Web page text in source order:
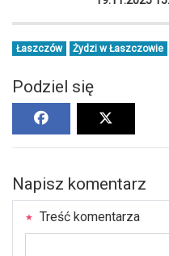
Łaszczów Żydzi w Łaszczowie
Podziel się
Napisz komentarz
Treść komentarza